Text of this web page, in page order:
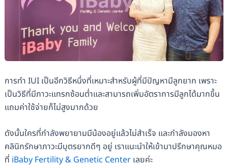
การทำ IUI เป็นอีกวิธีหนึ่งที่เหมาะสำหรับผู้ที่มีปัญหามีลูกยาก เพราะ
เป็นวิธีที่มีภาวะแทรกซ้อนต่ำและสามารถเพิ่มอัตราการมีลูกได้มากขึ้น
แถมค่าใช้จ่ายก็ไม่สูงมากด้วย
ดังนั้นใครที่กำลังพยายามมีน้องอยู่แล้วไม่สำเร็จ และกำลังมองหา
คลินิกรักษาภาวะมีบุตรยากดีๆ อยู่ เราแนะนำให้เข้ามาปรึกษาคุณหมอ
ที่ iBaby Fertility & Genetic Centerเลยค่ะ